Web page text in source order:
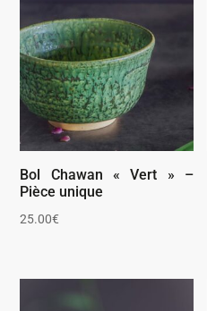
67.50€
Bol Chawan « Vert » –
Pièce unique
25.00€